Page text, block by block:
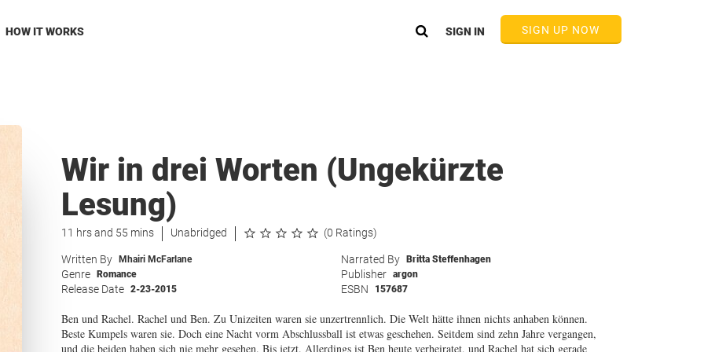
HOW IT WORKS SIGN UP NOW
SIGN IN
Wir in drei Worten (Ungekürzte
Lesung)
11 hrs and 55 mins Unabridged (0 Ratings)
Written By Mhairi McFarlane Narrated By Britta Steffenhagen
Genre Romance Publisher argon
Release Date 2-23-2015 ESBN 157687
Ben und Rachel. Rachel und Ben. Zu Unizeiten waren sie unzertrennlich. Die Welt hätte ihnen nichts anhaben können.
Beste Kumpels waren sie. Doch eine Nacht vorm Abschlussball ist etwas geschehen. Seitdem sind zehn Jahre vergangen,
und die beiden haben sich nie mehr gesehen. Bis jetzt. Allerdings ist Ben heute verheiratet, und Rachel hat sich gerade